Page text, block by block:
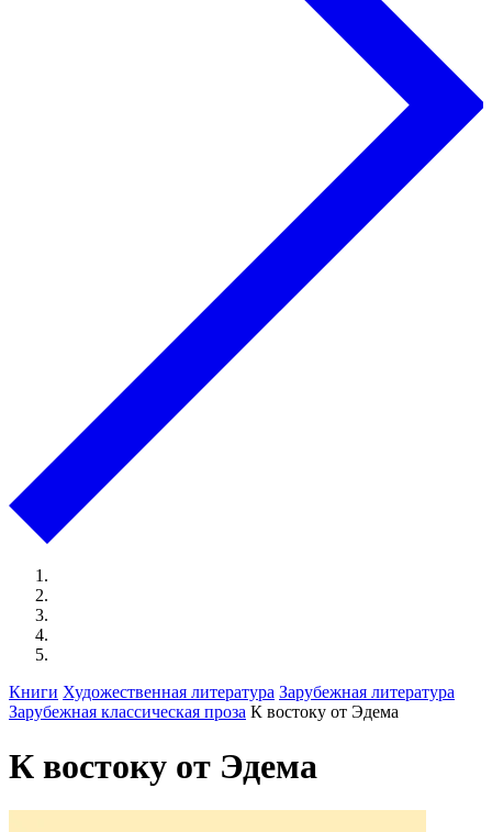
Книги Художественная литература Зарубежная литература
Зарубежная классическая проза К востоку от Эдема
К востоку от Эдема